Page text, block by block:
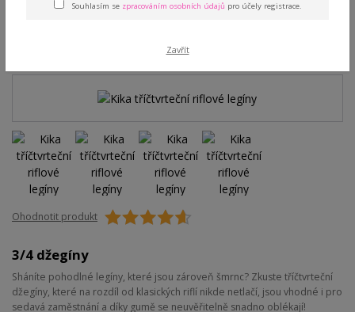
legíny
Ohodnotit produkt
3/4 džegíny
Sháníte pohodlné legíny, které jsou zároveň šmrnc? Zkuste tříčtvrteční
džegíny, které na rozdíl od klasických riflí nikde netlačí, jsou vhodné i pro
sedavá zaměstnání a díky gumě se neuvěřitelně snadno oblékají!
Souhlasím se zpracováním osobních údajů pro účely registrace.
Zavřít